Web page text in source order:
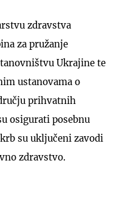
zdravstva
za pružanje
Ukrajine te
ustanovama o
prihvatnih
osigurati posebnu
su uključeni zavodi
zdravstvo.